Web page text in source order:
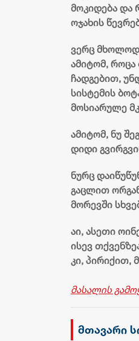
მოკიდება და
ოჯახის
ვერც მხოლოდ
ამიტომ,
ჩადგებით,
სისტემის
მოსიარულე
ამიტომ, ნუ
დიდი
ნურც
გაცლით
მორევში
აი, ასეთი
ისევ
კი, პირიქით,
მასალის
მთავარი